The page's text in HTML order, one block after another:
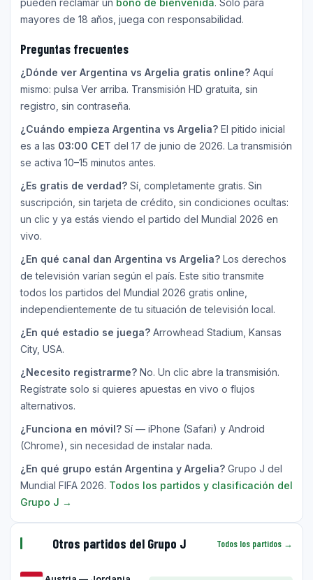
mayores de 18 años, juega con responsabilidad.
Preguntas frecuentes
¿Dónde ver Argentina vs Argelia gratis online? Aquí
mismo: pulsa Ver arriba. Transmisión HD gratuita, sin
registro, sin contraseña.
¿Cuándo empieza Argentina vs Argelia? El pitido inicial
es a las 03:00 CET del 17 de junio de 2026. La transmisión
se activa 10–15 minutos antes.
¿Es gratis de verdad? Sí, completamente gratis. Sin
suscripción, sin tarjeta de crédito, sin condiciones ocultas:
un clic y ya estás viendo el partido del Mundial 2026 en
vivo.
¿En qué canal dan Argentina vs Argelia? Los derechos
de televisión varían según el país. Este sitio transmite
todos los partidos del Mundial 2026 gratis online,
independientemente de tu situación de televisión local.
¿En qué estadio se juega? Arrowhead Stadium, Kansas
City, USA.
¿Necesito registrarme? No. Un clic abre la transmisión.
Regístrate solo si quieres apuestas en vivo o flujos
alternativos.
¿Funciona en móvil? Sí — iPhone (Safari) y Android
(Chrome), sin necesidad de instalar nada.
¿En qué grupo están Argentina y Argelia? Grupo J del
Mundial FIFA 2026. Todos los partidos y clasificación del
Grupo J →
Otros partidos del Grupo J Todos los partidos →